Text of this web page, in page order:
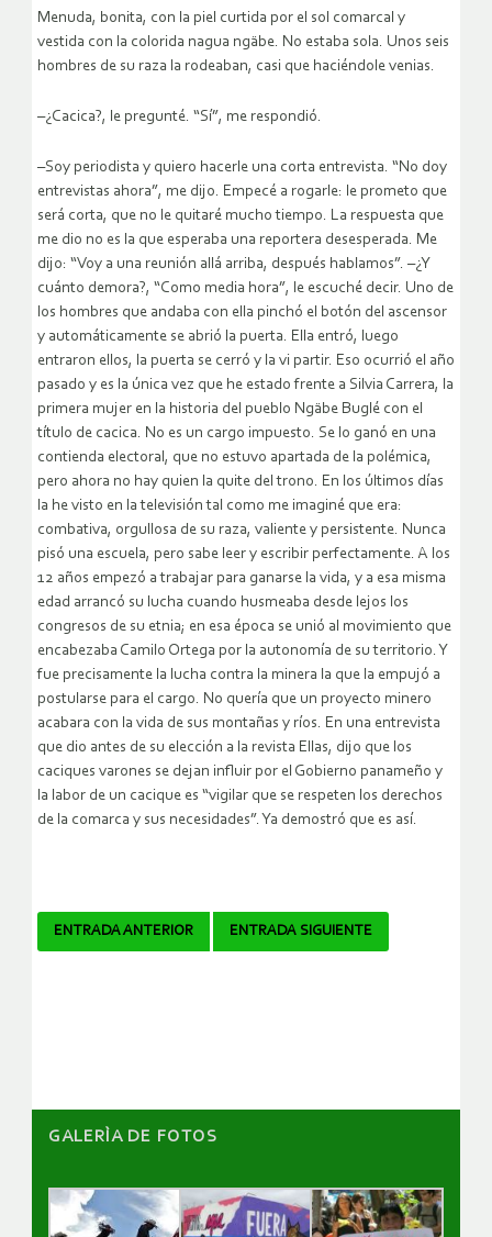
Menuda, bonita, con la piel curtida por el sol comarcal y
vestida con la colorida nagua ngäbe. No estaba sola. Unos seis
hombres de su raza la rodeaban, casi que haciéndole venias.
–¿Cacica?, le pregunté. “Sí”, me respondió.
–Soy periodista y quiero hacerle una corta entrevista. “No doy
entrevistas ahora”, me dijo. Empecé a rogarle: le prometo que
será corta, que no le quitaré mucho tiempo. La respuesta que
me dio no es la que esperaba una reportera desesperada. Me
dijo: “Voy a una reunión allá arriba, después hablamos”. –¿Y
cuánto demora?, “Como media hora”, le escuché decir. Uno de
los hombres que andaba con ella pinchó el botón del ascensor
y automáticamente se abrió la puerta. Ella entró, luego
entraron ellos, la puerta se cerró y la vi partir. Eso ocurrió el año
pasado y es la única vez que he estado frente a Silvia Carrera, la
primera mujer en la historia del pueblo Ngäbe Buglé con el
título de cacica. No es un cargo impuesto. Se lo ganó en una
contienda electoral, que no estuvo apartada de la polémica,
pero ahora no hay quien la quite del trono. En los últimos días
la he visto en la televisión tal como me imaginé que era:
combativa, orgullosa de su raza, valiente y persistente. Nunca
pisó una escuela, pero sabe leer y escribir perfectamente. A los
12 años empezó a trabajar para ganarse la vida, y a esa misma
edad arrancó su lucha cuando husmeaba desde lejos los
congresos de su etnia; en esa época se unió al movimiento que
encabezaba Camilo Ortega por la autonomía de su territorio. Y
fue precisamente la lucha contra la minera la que la empujó a
postularse para el cargo. No quería que un proyecto minero
acabara con la vida de sus montañas y ríos. En una entrevista
que dio antes de su elección a la revista Ellas, dijo que los
caciques varones se dejan influir por el Gobierno panameño y
la labor de un cacique es “vigilar que se respeten los derechos
de la comarca y sus necesidades”. Ya demostró que es así.
Navegador
ENTRADA ANTERIOR ENTRADA SIGUIENTE
GALERÌA DE FOTOS